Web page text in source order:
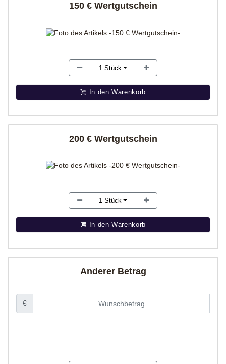
150 € Wertgutschein
1 Stück
In den Warenkorb
200 € Wertgutschein
1 Stück
In den Warenkorb
Anderer Betrag
€